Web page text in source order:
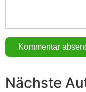
Nächste